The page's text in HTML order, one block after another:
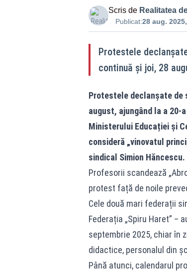
Scris de Realitatea
Publicat:28 aug.
Protestele
continuă și joi, 28
Protestele declanșate de
august, ajungând la a
Ministerului Educației și
consideră „vinovatul
sindical Simion Hăncescu.
Profesorii scandează
protest față de noile
Cele două mari federații
Federația „Spiru Haret” –
septembrie 2025, chiar în
didactice, personalul din
Până atunci, calendarul